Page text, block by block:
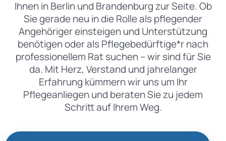
Ihnen in Berlin und Brandenburg zur Seite. Ob
Sie gerade neu in die Rolle als pflegender
Angehöriger einsteigen und Unterstützung
benötigen oder als Pflegebedürftige*r nach
professionellem Rat suchen – wir sind für Sie
da. Mit Herz, Verstand und jahrelanger
Erfahrung kümmern wir uns um Ihr
Pflegeanliegen und beraten Sie zu jedem
Schritt auf Ihrem Weg.